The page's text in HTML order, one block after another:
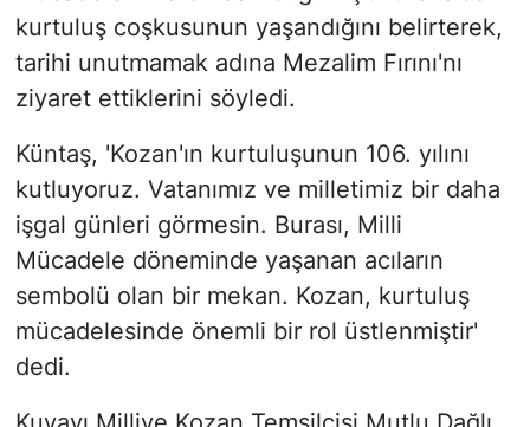
kurtuluş coşkusunun yaşandığını belirterek,
tarihi unutmamak adına Mezalim Fırını'nı
ziyaret ettiklerini söyledi.
Küntaş, 'Kozan'ın kurtuluşunun 106. yılını
kutluyoruz. Vatanımız ve milletimiz bir daha
işgal günleri görmesin. Burası, Milli
Mücadele döneminde yaşanan acıların
sembolü olan bir mekan. Kozan, kurtuluş
mücadelesinde önemli bir rol üstlenmiştir'
dedi.